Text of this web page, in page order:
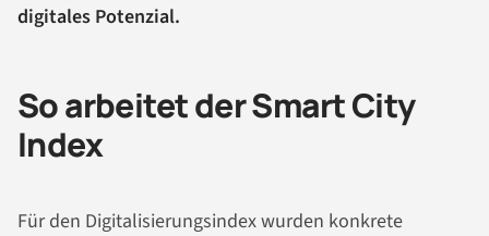
digitales Potenzial.
So arbeitet der Smart City
Index
Für den Digitalisierungsindex wurden konkrete